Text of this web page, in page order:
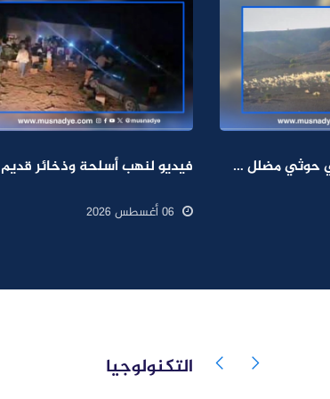
فيديو لقصف صاروخي حوثي مضلل في صعدة وليس حديثًا
التكنولوجيا